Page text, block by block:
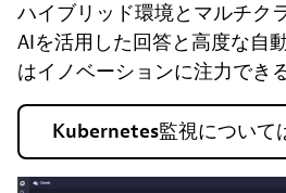
ハイブリッド環境とマルチク
AIを活用した回答と高度な自
はイノベーションに注力でき
Kubernetes監視について